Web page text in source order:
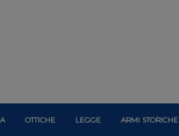
OTTICHE LEGGE ARMI STORICHE